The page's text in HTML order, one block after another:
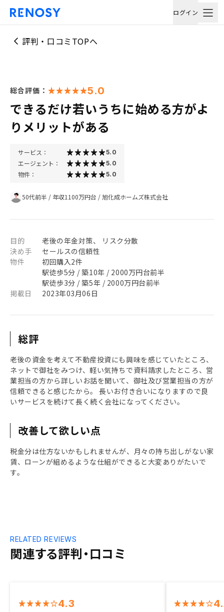
ログイン
評判・口コミTOPへ
総合評価： 5.0
できるだけ若いうちに始める方がよ
りメリットがある
サービス： 5.0
エージェント： 5.0
物件： 5.0
50代前半 / 年収1100万円台 /旭化成ホームズ株式会社
目的
老後の年金対策、 リスク分散
決め手
セールスの信頼性
物件
初回購入2件
駅徒歩5分 / 築10年 / 2000万円台前半
駅徒歩3分 / 築5年 / 2000万円台前半
掲載日
2023年03月06日
総評
老後の資金を考えて不動産投資にも興味を感じていたところ、
ネットで御社をみつけ、軽い気持ちで資料請求したところ、営
業担当の方から詳しいお話を聞いて、御社及び営業担当の方が
信頼できると感じたから。 長いお付き合いになりますので良
いサービスを続けて長く続く会社になってください。
改善して欲しい点
税金分は仕方ないかもしれませんが、月々の持ち出しがない家
賃、ローンが組めるような仕組ができると大変ありがたいで
す。
関連する評判・口コミ
RELATED REVIEWS
4.3